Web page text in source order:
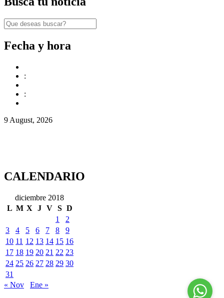
Fecha y hora
:
:
9 August, 2026
CALENDARIO
diciembre 2018
L M X J V S D
1
2
3
4 5 6 7 8
9
10 11 12 13 14 15 16
17 18 19 20 21 22 23
24 25 26 27 28 29 30
31
« Nov
Ene »